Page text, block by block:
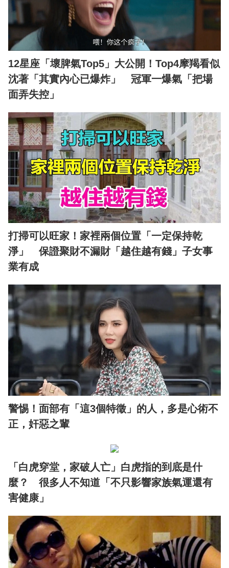
12星座「壞脾氣Top5」大公開！Top4摩羯看似
沈著「其實內心已爆炸」 冠軍一爆氣「把場
面弄失控」
打掃可以旺家！家裡兩個位置「一定保持乾
淨」 保證聚財不漏財「越住越有錢」子女事
業有成
警惕！面部有「這3個特徵」的人，多是心術不
正，奸惡之輩
「白虎穿堂，家破人亡」白虎指的到底是什
麼？ 很多人不知道「不只影響家族氣運還有
害健康」